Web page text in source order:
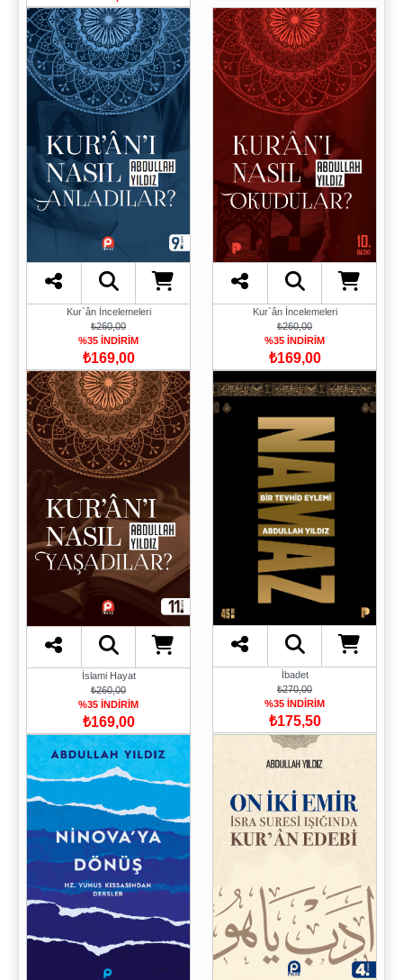
Kur`ân İncelemeleri
₺260,00
%35 İNDİRİM
₺169,00
Kur`ân İncelemeleri
₺260,00
%35 İNDİRİM
₺169,00
İslami Hayat
₺260,00
%35 İNDİRİM
₺169,00
İbadet
₺270,00
%35 İNDİRİM
₺175,50